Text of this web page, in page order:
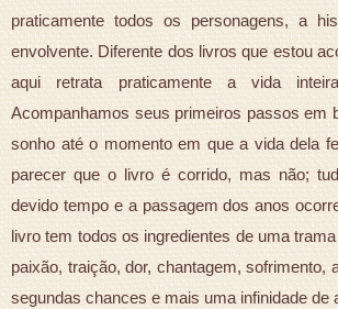
praticamente todos os personagens, a
envolvente. Diferente dos livros que estou
aqui retrata praticamente a vida
Acompanhamos seus primeiros passos em
sonho até o momento em que a vida dela
parecer que o livro é corrido, mas não;
devido tempo e a passagem dos anos
livro tem todos os ingredientes de uma
paixão, traição, dor, chantagem, sofrimento,
segundas chances e mais uma infinidade de